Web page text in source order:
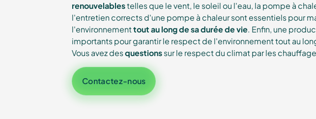
renouvelablestelles que le vent, le soleil ou l'eau, la pompe à
l'entretien corrects d'une pompe à chaleur sont essentiels pour
l'environnementtout au long de sa durée de vie. Enfin, une
importants pour garantir le respect de l'environnement tout au
Vous avez desquestionssur le respect du climat par les
Contactez-nous